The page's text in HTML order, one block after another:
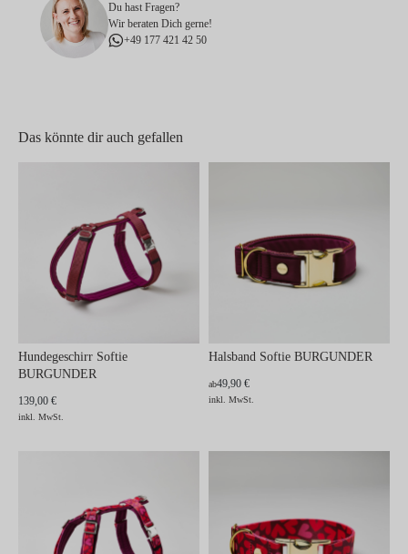
Du hast Fragen?
Wir beraten Dich gerne!
+49 177 421 42 50
Das könnte dir auch gefallen
Hundegeschirr Softie
BURGUNDER
139,00 €
inkl. MwSt.
Halsband Softie BURGUNDER
ab49,90 €
inkl. MwSt.